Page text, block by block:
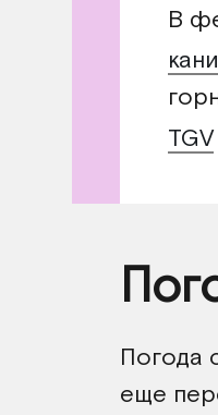
В
TGV
Погода
еще